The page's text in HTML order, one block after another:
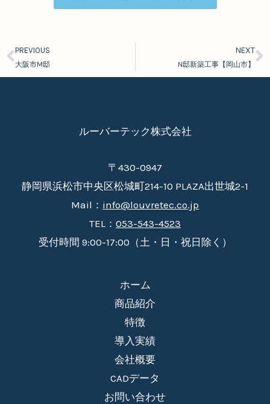
Prev
PREVIOUS
大阪市M邸
NEXT
N邸新築工事【岡山市】
ルーバーテック株式会社
〒430-0947
静岡県浜松市中央区松城町214-10 PLAZA出世城2-1
Mail： info@louvretec.co.jp
TEL： 053-543-4523
受付時間 9:00-17:00（土・日・祝日除く）
ホーム
商品紹介
特徴
導入実績
会社概要
CADデータ
お問い合わせ